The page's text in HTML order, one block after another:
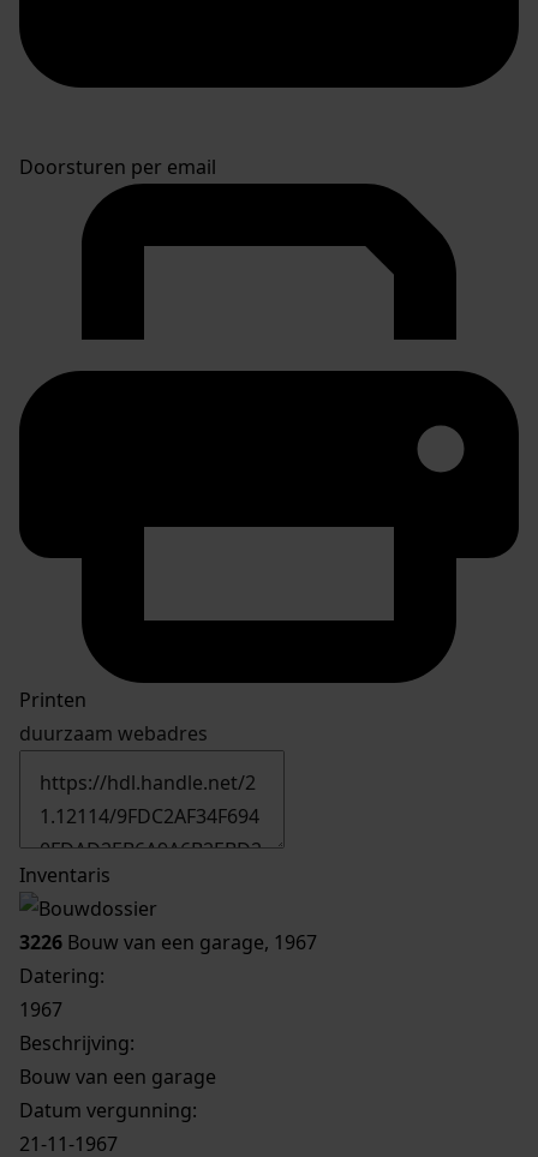
Doorsturen per email
Printen
duurzaam webadres
Inventaris
3226 Bouw van een garage, 1967
Datering:
1967
Beschrijving:
Bouw van een garage
Datum vergunning:
21-11-1967